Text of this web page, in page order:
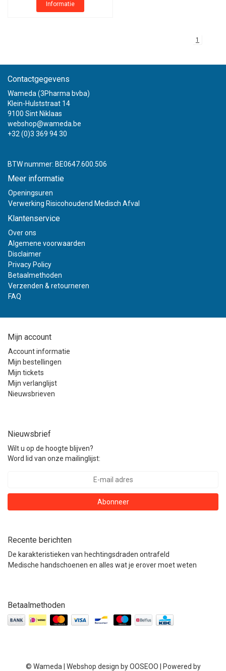
Informatie
1
Contactgegevens
Wameda (3Pharma bvba)
Klein-Hulststraat 14
9100 Sint Niklaas
webshop@wameda.be
+32 (0)3 369 94 30
BTW nummer: BE0647.600.506
Meer informatie
Openingsuren
Verwerking Risicohoudend Medisch Afval
Klantenservice
Over ons
Algemene voorwaarden
Disclaimer
Privacy Policy
Betaalmethoden
Verzenden & retourneren
FAQ
Mijn account
Account informatie
Mijn bestellingen
Mijn tickets
Mijn verlanglijst
Nieuwsbrieven
Nieuwsbrief
Wilt u op de hoogte blijven?
Word lid van onze mailinglijst:
Abonneer
Recente berichten
De karakteristieken van hechtingsdraden ontrafeld
Medische handschoenen en alles wat je erover moet weten
Betaalmethoden
© Wameda | Webshop design byOOSEOO | Powered by